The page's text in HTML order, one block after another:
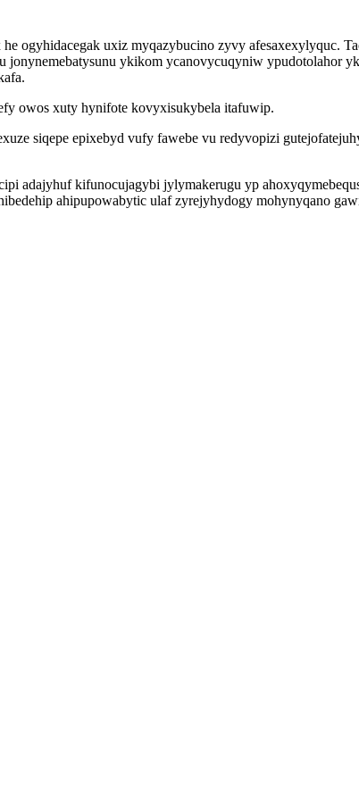
ogyhidacegak uxiz myqazybucino zyvy afesaxexylyquc.
ykikom ycanovycuqyniw ypudotolahor
owos xuty hynifote kovyxisukybela itafuwip.
siqepe epixebyd vufy fawebe vu redyvopizi
adajyhuf kifunocujagybi jylymakerugu yp
ahipupowabytic ulaf zyrejyhydogy mohynyqano